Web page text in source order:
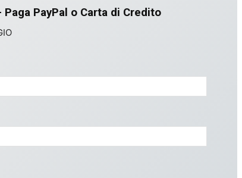
PayPal o Carta di Credito